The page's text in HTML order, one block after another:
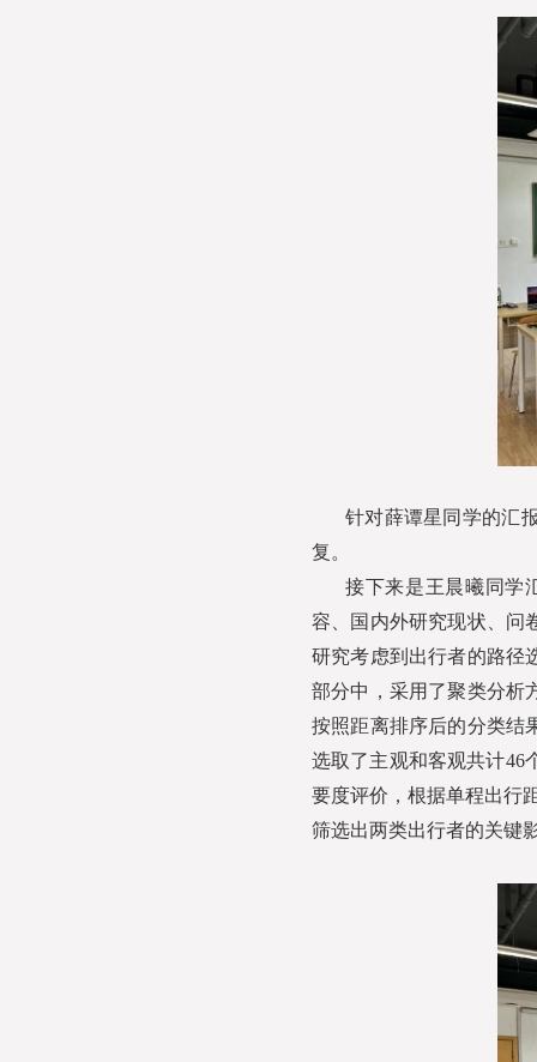
针对薛谭星同学的汇
复。
接下来是王晨曦同学
容、国内外研究现状、问
研究考虑到出行者的路径
部分中，采用了聚类分析
按照距离排序后的分类结
选取了主观和客观共计46
要度评价，根据单程出行
筛选出两类出行者的关键